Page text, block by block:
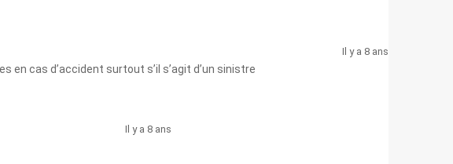
cas d’accident surtout s’il s’agit d’un sinistre
Il y a 8 ans
Il y a 8 ans